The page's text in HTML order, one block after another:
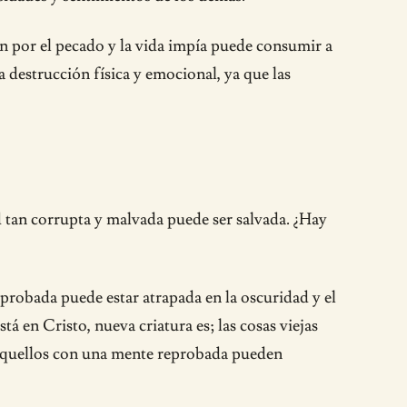
por el pecado y la vida impía puede consumir a
destrucción física y emocional, ya que las
corrupta y malvada puede ser salvada. ¿Hay
puede estar atrapada en la oscuridad y el
en Cristo, nueva criatura es; las cosas viejas
con una mente reprobada pueden